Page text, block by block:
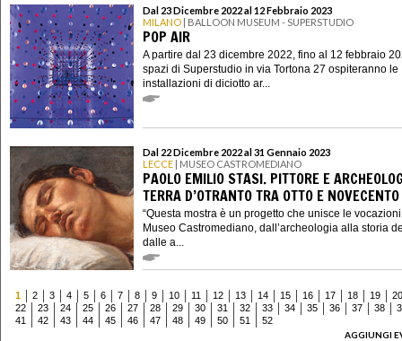
Dal 23 Dicembre 2022 al 12 Febbraio 2023
MILANO | BALLOON MUSEUM - SUPERSTUDIO
POP AIR
A partire dal 23 dicembre 2022, fino al 12 febbraio
spazi di Superstudio in via Tortona 27 ospiteranno le
installazioni di diciotto ar...
Dal 22 Dicembre 2022 al 31 Gennaio 2023
LECCE | MUSEO CASTROMEDIANO
PAOLO EMILIO STASI. PITTORE E
TERRA D’OTRANTO TRA OTTO E NOVECENTO
“Questa mostra è un progetto che unisce le
Museo Castromediano, dall’archeologia alla storia
dalle a...
1 2 3 4 5 6 7 8 9 10 11 12 13 14 15 16 17 18 19
20
22
23 24 25 26 27 28 29 30 31 32 33 34 35 36 37 38
41
42 43 44 45 46 47 48 49 50 51
52
AGGIUNGI